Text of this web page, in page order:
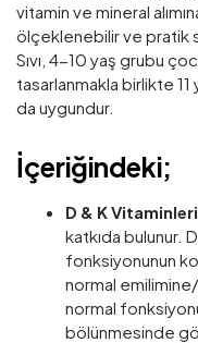
vitamin ve mineral
ölçeklenebilir ve pratik
Sıvı, 4-10 yaş grubu
tasarlanmakla birlikte 11
da uygundur.
İçeriğindeki;
D & K
katkıda bulunur.
fonksiyonunun
normal emilimine/
normal
bölünmesinde